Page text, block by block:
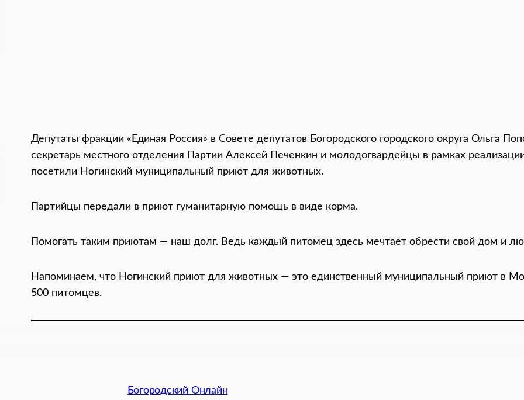
Депутаты фракции «Единая Россия» в Совете депутатов Богородского городского округа Ольга
секретарь местного отделения Партии Алексей Печенкин и молодогвардейцы в рамках
посетили Ногинский муниципальный приют для животных.
Партийцы передали в приют гуманитарную помощь в виде корма.
Помогать таким приютам — наш долг. Ведь каждый питомец здесь мечтает обрести свой дом и
Напоминаем, что Ногинский приют для животных — это единственный муниципальный приют в
500 питомцев.
Богородский Онлайн